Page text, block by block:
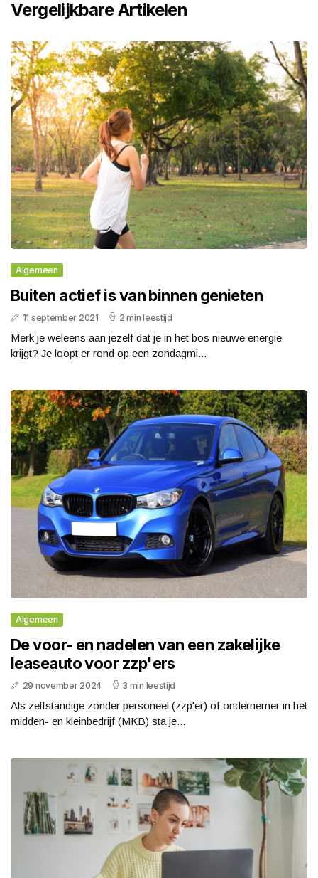
Vergelijkbare Artikelen
Algemeen
Buiten actief is van binnen genieten
11 september 2021 2 min leestijd
Merk je weleens aan jezelf dat je in het bos nieuwe energie
krijgt? Je loopt er rond op een zondagmi...
Algemeen
De voor- en nadelen van een zakelijke
leaseauto voor zzp'ers
29 november 2024 3 min leestijd
Als zelfstandige zonder personeel (zzp'er) of ondernemer in het
midden- en kleinbedrijf (MKB) sta je...